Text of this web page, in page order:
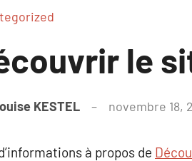
le
KESTEL novembre 18,
à propos de